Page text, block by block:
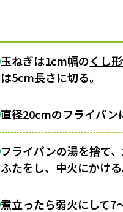
玉ねぎは1cm幅のくし
は5cm長さに切る。
直径20cmのフライパン
フライパンの湯を捨て
ふたをし、 中火にかける
煮立ったら弱火にして7